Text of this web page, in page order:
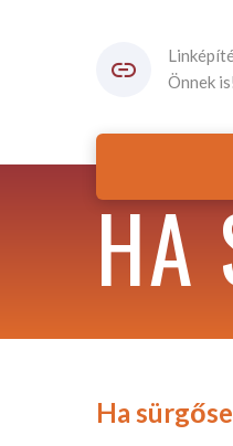
Önnek
HA
Ha